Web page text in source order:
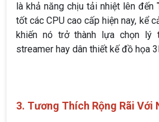
là khả năng chịu tải nhiệt lên đến
tốt các CPU cao cấp hiện nay, kể
khiến nó trở thành lựa chọn lý
streamer hay dân thiết kế đồ họa
3. Tương Thích Rộng Rãi Với